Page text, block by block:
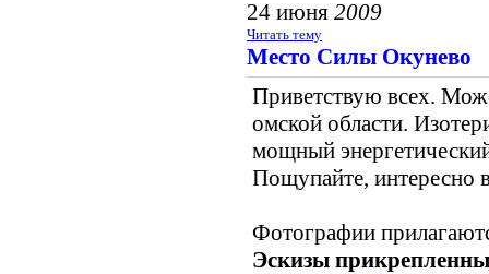
24 июня 2009
Читать тему
Место Силы Окунево
Приветствую всех.
омской области.
мощный
Пощупайте, интересно
Фотографии
Эскизы